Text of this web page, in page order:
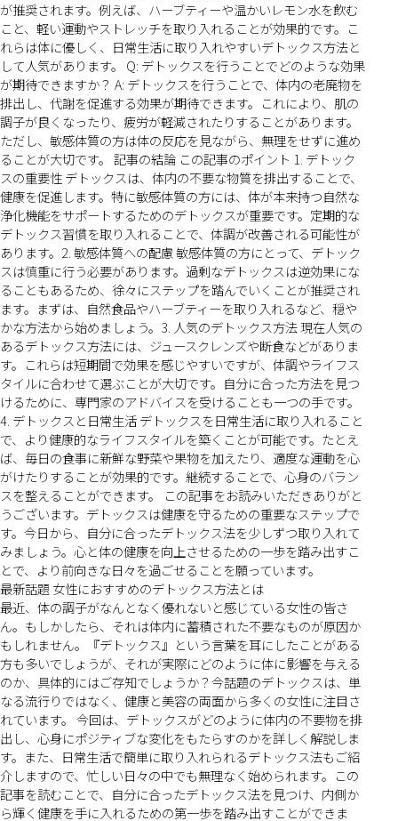
が推奨されます。例えば、ハーブティーや温かいレモン水を飲む
こと、軽い運動やストレッチを取り入れることが効果的です。こ
れらは体に優しく、日常生活に取り入れやすいデトックス方法と
して人気があります。 Q: デトックスを行うことでどのような効果
が期待できますか？ A: デトックスを行うことで、体内の老廃物を
排出し、代謝を促進する効果が期待できます。これにより、肌の
調子が良くなったり、疲労が軽減されたりすることがあります。
ただし、敏感体質の方は体の反応を見ながら、無理をせずに進め
ることが大切です。 記事の結論 この記事のポイント 1. デトック
スの重要性 デトックスは、体内の不要な物質を排出することで、
健康を促進します。特に敏感体質の方には、体が本来持つ自然な
浄化機能をサポートするためのデトックスが重要です。定期的な
デトックス習慣を取り入れることで、体調が改善される可能性が
あります。2. 敏感体質への配慮 敏感体質の方にとって、デトック
スは慎重に行う必要があります。過剰なデトックスは逆効果にな
ることもあるため、徐々にステップを踏んでいくことが推奨され
ます。まずは、自然食品やハーブティーを取り入れるなど、穏や
かな方法から始めましょう。3. 人気のデトックス方法 現在人気の
あるデトックス方法には、ジュースクレンズや断食などがありま
す。これらは短期間で効果を感じやすいですが、体調やライフス
タイルに合わせて選ぶことが大切です。自分に合った方法を見つ
けるために、専門家のアドバイスを受けることも一つの手です。
4. デトックスと日常生活 デトックスを日常生活に取り入れること
で、より健康的なライフスタイルを築くことが可能です。たとえ
ば、毎日の食事に新鮮な野菜や果物を加えたり、適度な運動を心
がけたりすることが効果的です。継続することで、心身のバラン
スを整えることができます。 この記事をお読みいただきありがと
うございます。デトックスは健康を守るための重要なステップで
す。今日から、自分に合ったデトックス法を少しずつ取り入れて
みましょう。心と体の健康を向上させるための一歩を踏み出すこ
とで、より前向きな日々を過ごせることを願っています。
最新話題 女性におすすめのデトックス方法とは
最近、体の調子がなんとなく優れないと感じている女性の皆さ
ん。もしかしたら、それは体内に蓄積された不要なものが原因か
もしれません。『デトックス』という言葉を耳にしたことがある
方も多いでしょうが、それが実際にどのように体に影響を与える
のか、具体的にはご存知でしょうか？今話題のデトックスは、単
なる流行りではなく、健康と美容の両面から多くの女性に注目さ
れています。 今回は、デトックスがどのように体内の不要物を排
出し、心身にポジティブな変化をもたらすのかを詳しく解説しま
す。また、日常生活で簡単に取り入れられるデトックス法もご紹
介しますので、忙しい日々の中でも無理なく始められます。この
記事を読むことで、自分に合ったデトックス法を見つけ、内側か
ら輝く健康を手に入れるための第一歩を踏み出すことができま